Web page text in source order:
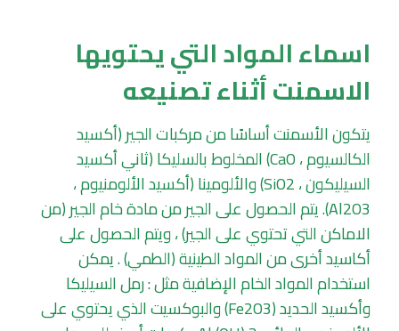
اسماء المواد التي يحتويها
الاسمنت أثناء تصنيعه
يتكون الأسمنت أساسًا من مركبات الجير (أكسيد
الكالسيوم ، CaO) المخلوط بالسليكا (ثاني أكسيد
السيليكون ، SiO2) والألومينا (أكسيد الألومنيوم ،
Al2O3). يتم الحصول على الجير من مادة خام الجير (من
الاماكن التي تحتوي على الجير) ، ويتم الحصول على
أكاسيد أخرى من المواد الطينية (الطمي) . يمكن
استخدام المواد الخام الإضافية مثل : رمل السيليكا
وأكسيد الحديد (Fe2O3) والبوكسيت الذي يحتوي على